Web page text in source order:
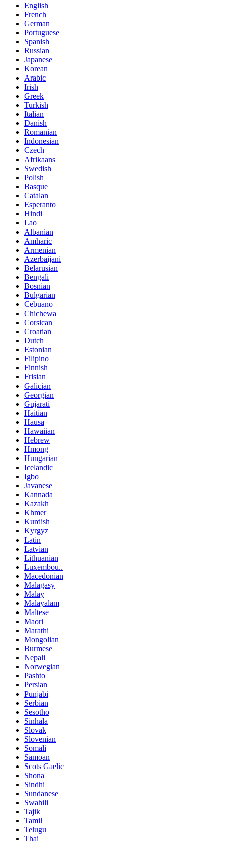
English
French
German
Portuguese
Spanish
Russian
Japanese
Korean
Arabic
Irish
Greek
Turkish
Italian
Danish
Romanian
Indonesian
Czech
Afrikaans
Swedish
Polish
Basque
Catalan
Esperanto
Hindi
Lao
Albanian
Amharic
Armenian
Azerbaijani
Belarusian
Bengali
Bosnian
Bulgarian
Cebuano
Chichewa
Corsican
Croatian
Dutch
Estonian
Filipino
Finnish
Frisian
Galician
Georgian
Gujarati
Haitian
Hausa
Hawaiian
Hebrew
Hmong
Hungarian
Icelandic
Igbo
Javanese
Kannada
Kazakh
Khmer
Kurdish
Kyrgyz
Latin
Latvian
Lithuanian
Luxembou..
Macedonian
Malagasy
Malay
Malayalam
Maltese
Maori
Marathi
Mongolian
Burmese
Nepali
Norwegian
Pashto
Persian
Punjabi
Serbian
Sesotho
Sinhala
Slovak
Slovenian
Somali
Samoan
Scots Gaelic
Shona
Sindhi
Sundanese
Swahili
Tajik
Tamil
Telugu
Thai